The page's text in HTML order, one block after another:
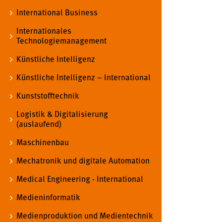
International Business
Internationales
Technologiemanagement
Künstliche Intelligenz
Künstliche Intelligenz – International
Kunststofftechnik
Logistik & Digitalisierung
(auslaufend)
Maschinenbau
Mechatronik und digitale Automation
Medical Engineering - International
Medieninformatik
Medienproduktion und Medientechnik
Name: _pk_ref, _pk_cvar, _pk_id, _pk_ses
Zweck: Zugriffsstatistik
Cookie Laufzeit: Max. 13 Monate
MARKETING
verwendet, um personalisierte Werbung anzuzeigen.
Sie tun dies, indem sie Besucher über Websites
Google Ads
Name: _gcl_au